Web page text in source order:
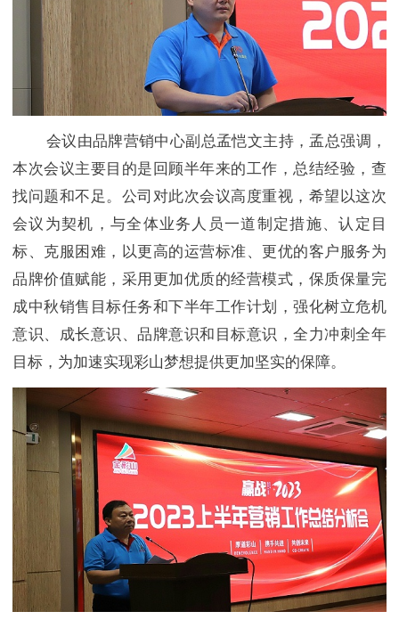
会议由品牌营销中心副总孟恺文主持，孟总强调，
本次会议主要目的是回顾半年来的工作，总结经验，查
找问题和不足。公司对此次会议高度重视，希望以这次
会议为契机，与全体业务人员一道制定措施、认定目
标、克服困难，以更高的运营标准、更优的客户服务为
品牌价值赋能，采用更加优质的经营模式，保质保量完
成中秋销售目标任务和下半年工作计划，强化树立危机
意识、成长意识、品牌意识和目标意识，全力冲刺全年
目标，为加速实现彩山梦想提供更加坚实的保障。